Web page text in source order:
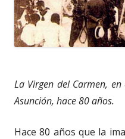
La Virgen del Carmen,
Asunción, hace 80 años.
Hace 80 años que la